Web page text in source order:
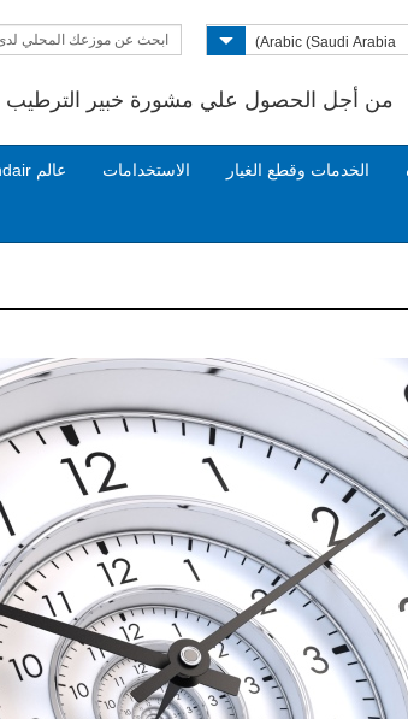
Arabic (Saudi Arabia)
ابحث عن موزعك المحلي
من أجل الحصول علي مشورة خبير الترطيب
الخدمات وقطع الغيار الاستخدامات عالم Condair